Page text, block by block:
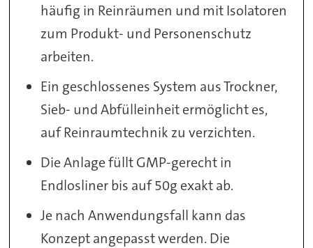
häufig in Reinräumen und mit Isolatoren
zum Produkt- und Personenschutz
arbeiten.
Ein geschlossenes System aus Trockner,
Sieb- und Abfülleinheit ermöglicht es,
auf Reinraumtechnik zu verzichten.
Die Anlage füllt GMP-gerecht in
Endlosliner bis auf 50g exakt ab.
Je nach Anwendungsfall kann das
Konzept angepasst werden. Die